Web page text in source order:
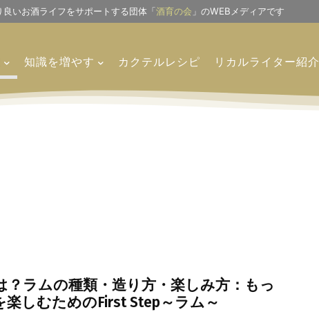
いお酒ライフをサポートする団体「酒育の会 」のWEBメディアです
知識を増やす カクテルレシピ リカルライター紹介
？ラムの種類・造り方・楽しみ方：もっ
楽しむためのFirst Step～ラム～